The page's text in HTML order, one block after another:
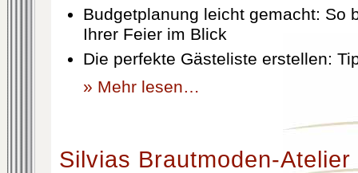
Budgetplanung leicht gemacht: So
Ihrer Feier im Blick
Die perfekte Gästeliste erstellen:
» Mehr lesen…
Silvias Brautmoden-Atelier